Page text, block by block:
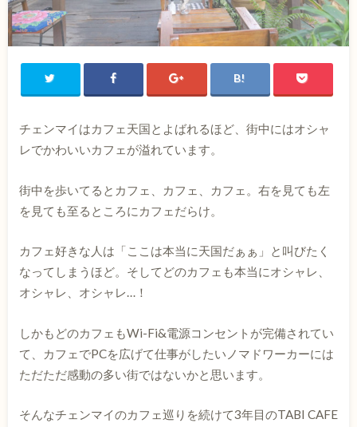
チェンマイはカフェ天国とよばれるほど、街中にはオシャ
レでかわいいカフェが溢れています。
街中を歩いてるとカフェ、カフェ、カフェ。右を見ても左
を見ても至るところにカフェだらけ。
カフェ好きな人は「ここは本当に天国だぁぁ」と叫びたく
なってしまうほど。そしてどのカフェも本当にオシャレ、
オシャレ、オシャレ…！
しかもどのカフェもWi-Fi&電源コンセントが完備されてい
て、カフェでPCを広げて仕事がしたいノマドワーカーには
ただただ感動の多い街ではないかと思います。
そんなチェンマイのカフェ巡りを続けて3年目のTABI CAFE